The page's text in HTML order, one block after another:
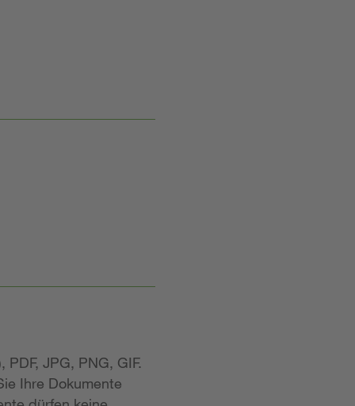
JPG, PNG, GIF.
Ihre Dokumente